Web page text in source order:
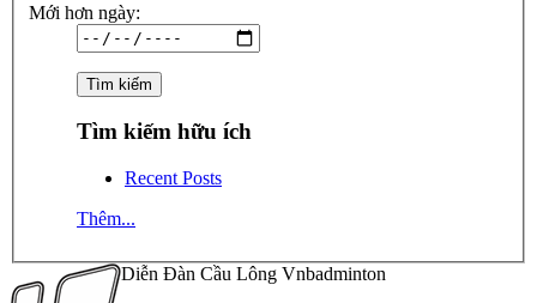
Mới hơn ngày:
Tìm kiếm hữu ích
Recent Posts
Thêm...
Diễn Đàn Cầu Lông Vnbadminton